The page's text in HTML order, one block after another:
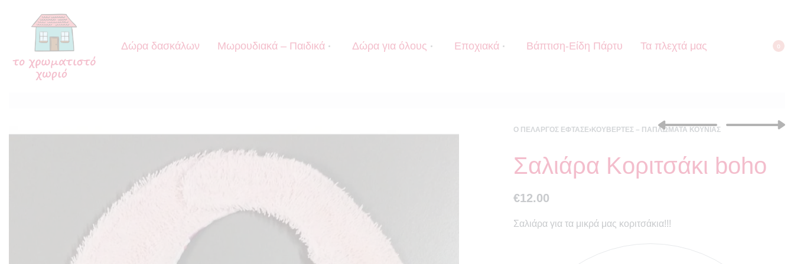
Δώρα δασκάλων Μωρουδιακά – Παιδικά Δώρα για όλους Εποχιακά Βάπτιση-Είδη Πάρτυ Τα πλεχτά μας 0
Ο ΠΕΛΑΡΓΌΣ ΈΦΤΑΣΕ› ΚΟΥΒΈΡΤΕΣ – ΠΑΠΛΏΜΑΤΑ ΚΟΎΝΙΑΣ
€ 20.00 € 32.00
€ 32.00
Σαλιάρα Κοριτσάκι boho
€12.00
Σαλιάρα για τα μικρά μας κοριτσάκια!!!